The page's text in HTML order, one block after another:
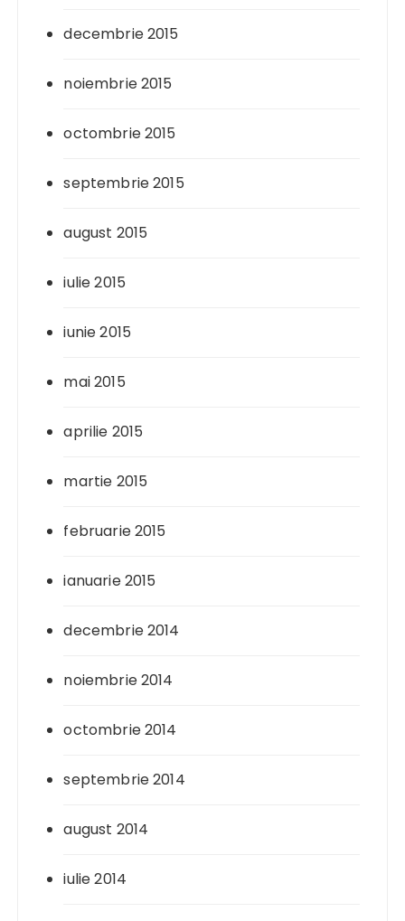
decembrie 2015
noiembrie 2015
octombrie 2015
septembrie 2015
august 2015
iulie 2015
iunie 2015
mai 2015
aprilie 2015
martie 2015
februarie 2015
ianuarie 2015
decembrie 2014
noiembrie 2014
octombrie 2014
septembrie 2014
august 2014
iulie 2014